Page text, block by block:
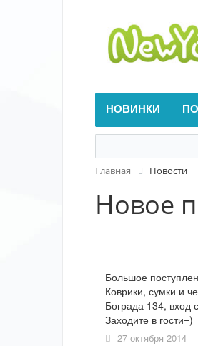
НОВИНКИ
Главная Новости
Новое
Большое
Коврики, сумки и
Бограда 134, вход
Заходите в гости=)
27 октября 2014